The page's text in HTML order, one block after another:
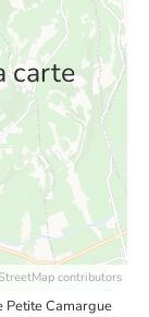
carte
contributors
Petite Camargue